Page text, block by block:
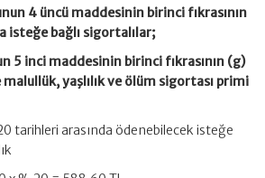
4 üncü maddesinin birinci fıkrasının
isteğe bağlı sigortalılar;
5 inci maddesinin birinci fıkrasının (g)
yaşlılık ve ölüm sigortası primi
tarihleri arasında ödenebilecek isteğe